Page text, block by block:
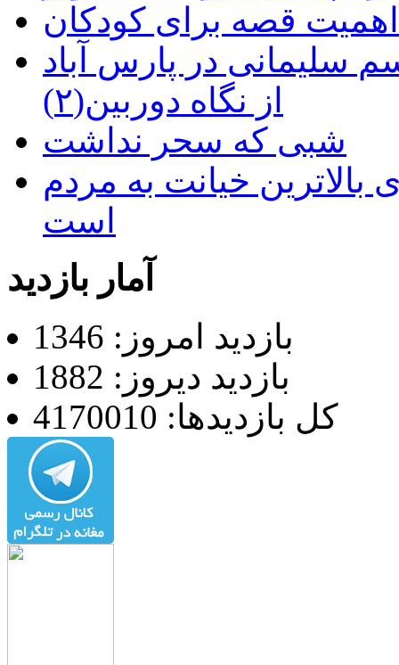
سلیمانی در پارس آباد
از نگاه دوربین(۲)
شبی که سحر نداشت
خیانت به مردم
است
آمار بازدید
بازدید امروز: 1346
بازدید دیروز: 1882
کل بازدیدها: 4170010